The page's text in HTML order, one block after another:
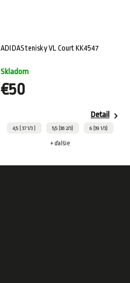
ADIDAS tenisky VL Court KK4547
Skladom
€50
Detail
4,5 ( 37 1/3 ) 5,5 (38 2/3) 6 (39 1/3)
+ ďalšie